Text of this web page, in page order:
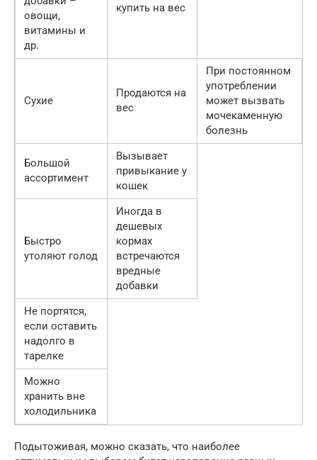
овощи,
витамины и
др.
купить на вес
Сухие
Продаются на
вес
При постоянном
употреблении
может вызвать
мочекаменную
болезнь
Большой
ассортимент
Вызывает
привыкание у
кошек
Быстро
утоляют голод
Иногда в
дешевых
кормах
встречаются
вредные
добавки
Не портятся,
если оставить
надолго в
тарелке
Можно
хранить вне
холодильника
Подытоживая, можно сказать, что наиболее